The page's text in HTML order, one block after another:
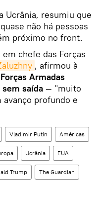
Ucrânia, resumiu que
não há pessoas
próximo no front.
chefe das Forças
, afirmou à
Armadas
saída — "muito
profundo e
Vladimir Putin Américas
Ucrânia EUA
Trump The Guardian